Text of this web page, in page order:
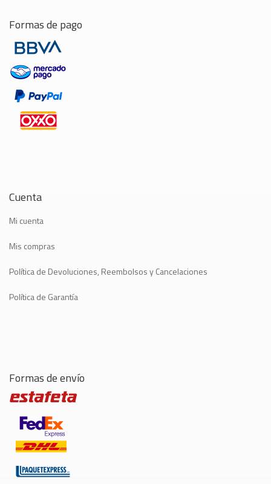
Formas de pago
Cuenta
Mi cuenta
Mis compras
Política de Devoluciones, Reembolsos y Cancelaciones
Política de Garantía
Formas de envío